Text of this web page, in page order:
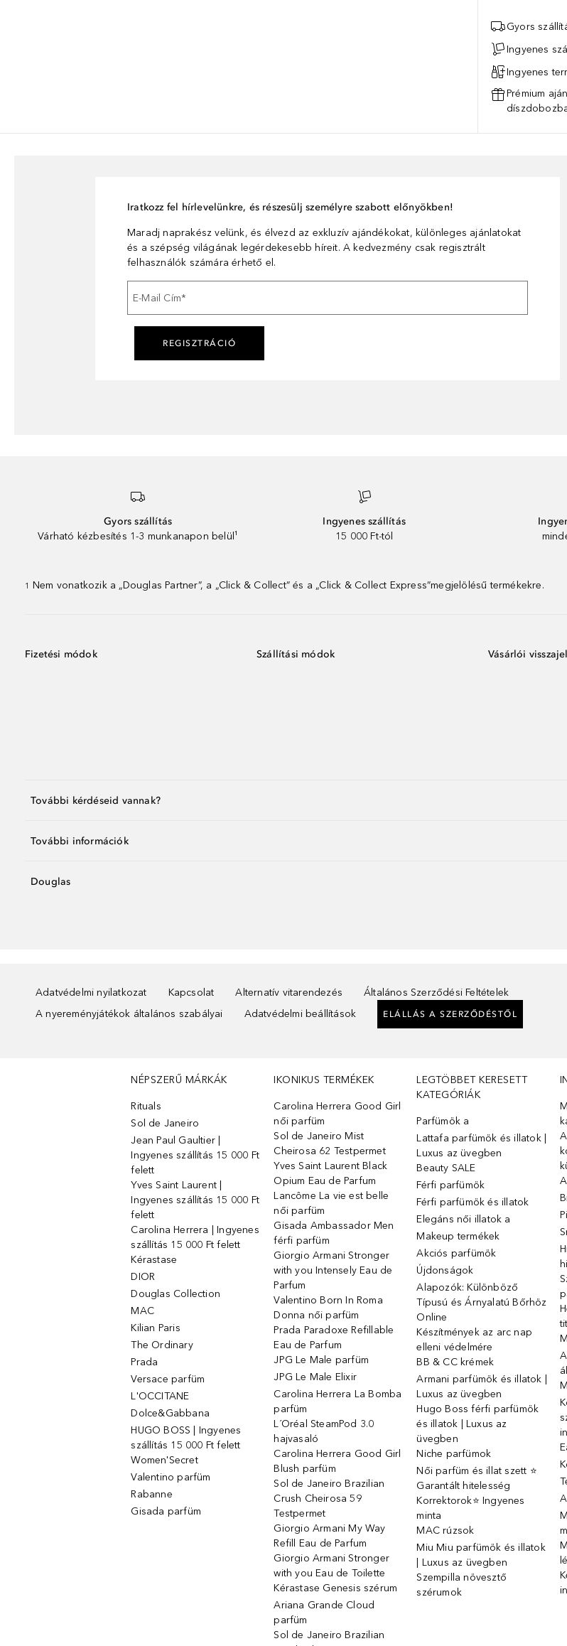
Gyors
Ingyenes
Ingyenes
Prémium
Iratkozz fel hírlevelünkre, és részesülj személyre szabott előnyökben!
Maradj naprakész velünk, és élvezd az exkluzív ajándékokat, különleges ajánlatokat
és a szépség világának legérdekesebb híreit. A kedvezmény csak regisztrált
felhasználók számára érhető el.
E-Mail Cím*
REGISZTRÁCIÓ
Gyors szállítás
Várható kézbesítés 1-3 munkanapon belül¹
Ingyenes szállítás
15 000 Ft-tól
1 Nem vonatkozik a „Douglas Partner”, a „Click & Collect” és a „Click & Collect Express”megjelölésű termékekre.
Fizetési módok Szállítási módok Vásárlói
További kérdéseid vannak?
További információk
Douglas
Adatvédelmi nyilatkozat Kapcsolat Alternatív vitarendezés
Általános Szerződési Feltételek
A nyereményjátékok általános szabályai
Adatvédelmi beállítások ELÁLLÁS A SZERZŐDÉSTŐL
NÉPSZERŰ MÁRKÁK
Rituals
Sol de Janeiro
Jean Paul Gaultier |
Ingyenes szállítás 15 000 Ft
felett
Yves Saint Laurent |
Ingyenes szállítás 15 000 Ft
felett
Carolina Herrera | Ingyenes
szállítás 15 000 Ft felett
Kérastase
DIOR
Douglas Collection
MAC
Kilian Paris
The Ordinary
Prada
Versace parfüm
L'OCCITANE
Dolce&Gabbana
HUGO BOSS | Ingyenes
szállítás 15 000 Ft felett
Women'Secret
Valentino parfüm
Rabanne
Gisada parfüm
IKONIKUS TERMÉKEK
Carolina Herrera Good Girl
női parfüm
Sol de Janeiro Mist
Cheirosa 62 Testpermet
Yves Saint Laurent Black
Opium Eau de Parfum
Lancôme La vie est belle
női parfüm
Gisada Ambassador Men
férfi parfüm
Giorgio Armani Stronger
with you Intensely Eau de
Parfum
Valentino Born In Roma
Donna női parfüm
Prada Paradoxe Refillable
Eau de Parfum
JPG Le Male parfüm
JPG Le Male Elixir
Carolina Herrera La Bomba
parfüm
L´Oréal SteamPod 3.0
hajvasaló
Carolina Herrera Good Girl
Blush parfüm
Sol de Janeiro Brazilian
Crush Cheirosa 59
Testpermet
Giorgio Armani My Way
Refill Eau de Parfum
Giorgio Armani Stronger
with you Eau de Toilette
Kérastase Genesis szérum
Ariana Grande Cloud
parfüm
Sol de Janeiro Brazilian
LEGTÖBBET KERESETT
KATEGÓRIÁK
Parfümök ️a
Lattafa parfümök és illatok |
Luxus az üvegben
Beauty SALE
Férfi parfümök
Férfi parfümök és illatok
Elegáns női illatok ️a
Makeup termékek
Akciós parfümök
Újdonságok
Alapozók: Különböző
Típusú és Árnyalatú Bőrhöz
Online
Készítmények az arc nap
elleni védelmére
BB & CC krémek
Armani parfümök és illatok |
Luxus az üvegben
Hugo Boss férfi parfümök
és illatok | Luxus az
üvegben
Niche parfümok
Női parfüm és illat szett ⭐
Garantált hitelesség
Korrektorok⭐ Ingyenes
minta
MAC rúzsok
Miu Miu parfümök és illatok
| Luxus az üvegben
Szempilla növesztő
szérumok